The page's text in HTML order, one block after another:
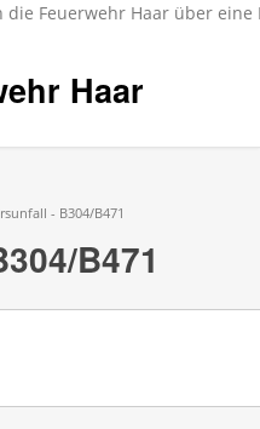
Feuerwehr Haar über
Haar
- B304/B471
B471